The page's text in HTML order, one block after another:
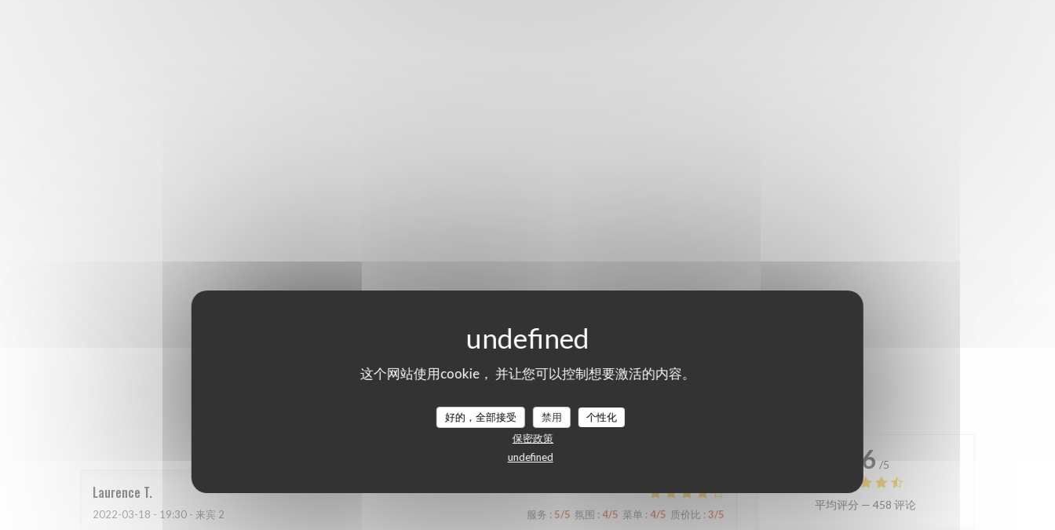
这个网站使用cookie， 并让您可以控制想要激活的内容。
好的，全部接受 禁用
个性化
保密政策
undefined
我们的顾客评分
Laurence T
2022-03-18 - 19:30 - 来宾 2 服务 : 5/5 氛围 : 4/5 菜单 : 4/5 质价比 : 3/5
4.6 /5
平均评分 — 458 评论